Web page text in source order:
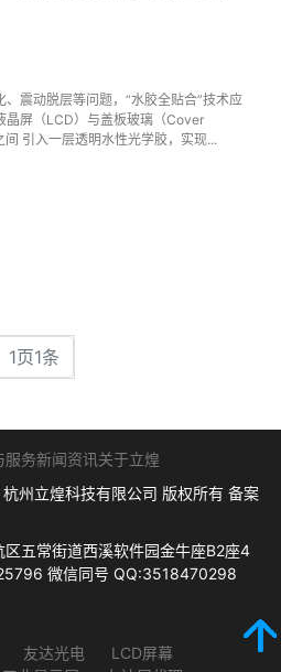
震动脱层等问题，“水胶全贴合”技术应
晶屏（LCD）与盖板玻璃（Cover
引入一层透明水性光学胶，实现...
1页1条
服务新闻资讯关于立煌
州立煌科技有限公司 版权所有 备案
五常街道西溪软件园金牛座B2座4
微信同号 QQ:3518470298
友达光电
LCD屏幕